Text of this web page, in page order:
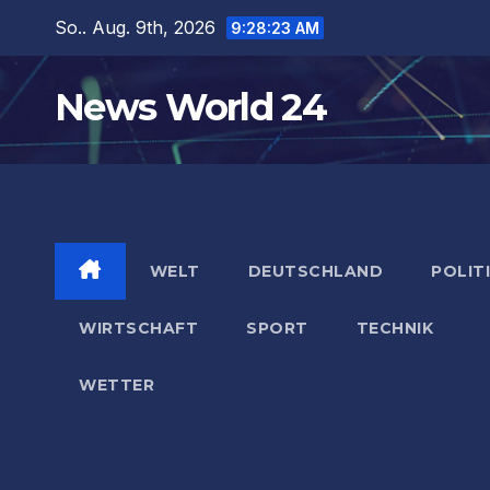
springen
So.. Aug. 9th, 2026 9:28:24 AM
News World 24
WELT DEUTSCHLAND
WIRTSCHAFT SPORT TECHNIK
WETTER